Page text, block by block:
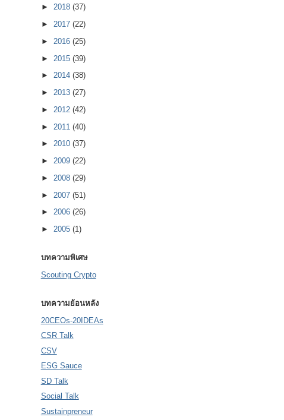
► 2018 (37)
► 2017 (22)
► 2016 (25)
► 2015 (39)
► 2014 (38)
► 2013 (27)
► 2012 (42)
► 2011 (40)
► 2010 (37)
► 2009 (22)
► 2008 (29)
► 2007 (51)
► 2006 (26)
► 2005 (1)
บทความพิเศษ
Scouting Crypto
บทความย้อนหลัง
20CEOs-20IDEAs
CSR Talk
CSV
ESG Sauce
SD Talk
Social Talk
Sustainpreneur